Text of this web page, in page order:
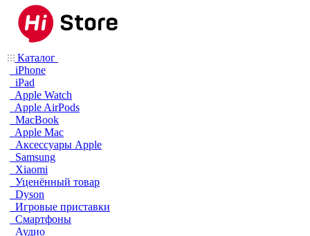
Каталог
iPhone
iPad
Apple Watch
Apple AirPods
MacBook
Apple Mac
Аксессуары Apple
Samsung
Xiaomi
Уценённый товар
Dyson
Игровые приставки
Смартфоны
Аудио